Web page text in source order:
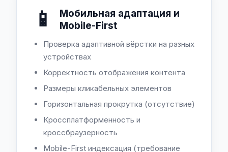
📱
Мобильная адаптация и
Mobile-First
Проверка адаптивной вёрстки на разных
устройствах
Корректность отображения контента
Размеры кликабельных элементов
Горизонтальная прокрутка (отсутствие)
Кроссплатформенность и
кроссбраузерность
Mobile-First индексация (требование